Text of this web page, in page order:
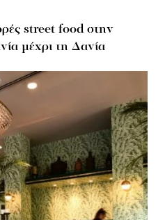
street food στην
μέχρι τη Δανία